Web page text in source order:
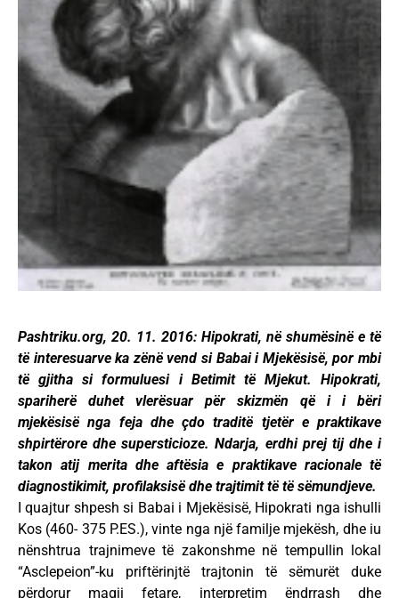
Pashtriku.org, 20. 11. 2016: Hipokrati, në shumësinë e të
të interesuarve ka zënë vend si Babai i Mjekësisë, por mbi
të gjitha si formuluesi i Betimit të Mjekut. Hipokrati,
spariherë duhet vlerësuar për skizmën që i i bëri
mjekësisë nga feja dhe çdo traditë tjetër e praktikave
shpirtërore dhe supersticioze. Ndarja, erdhi prej tij dhe i
takon atij merita dhe aftësia e praktikave racionale të
diagnostikimit, profilaksisë dhe trajtimit të të sëmundjeve.
I quajtur shpesh si Babai i Mjekësisë, Hipokrati nga ishulli
Kos (460- 375 P.ES.), vinte nga një familje mjekësh, dhe iu
nënshtrua trajnimeve të zakonshme në tempullin lokal
“Asclepeion”-ku priftërinjtë trajtonin të sëmurët duke
përdorur magji fetare, interpretim ëndrrash dhe